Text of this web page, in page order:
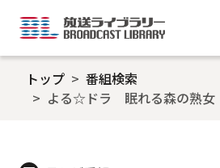
トップ
番組検索
よる☆ドラ 眠れる森の熟女